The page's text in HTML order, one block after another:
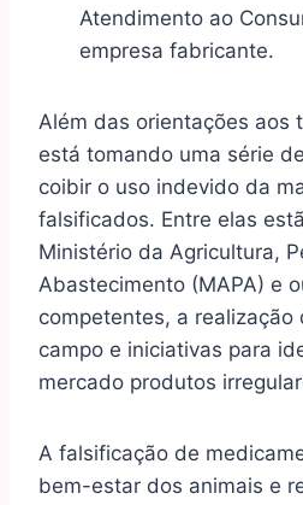
Atendimento ao
empresa fabricante.
Além das orientações aos
está tomando uma série
coibir o uso indevido da
falsificados. Entre elas
Ministério da Agricultura,
Abastecimento (MAPA) e
competentes, a realização
campo e iniciativas para
mercado produtos
A falsificação de
bem-estar dos animais e